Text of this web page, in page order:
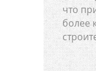
что
более